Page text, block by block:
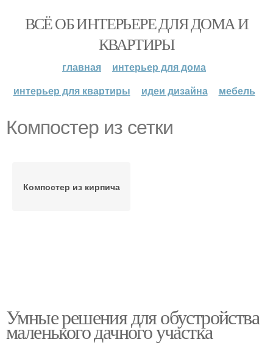
ВСЁ ОБ ИНТЕРЬЕРЕ ДЛЯ ДОМА И
КВАРТИРЫ
главная
интерьер для дома
интерьер для квартиры
идеи дизайна мебель
Компостер из сетки
Компостер из кирпича
Умные решения для обустройства
маленького дачного участка